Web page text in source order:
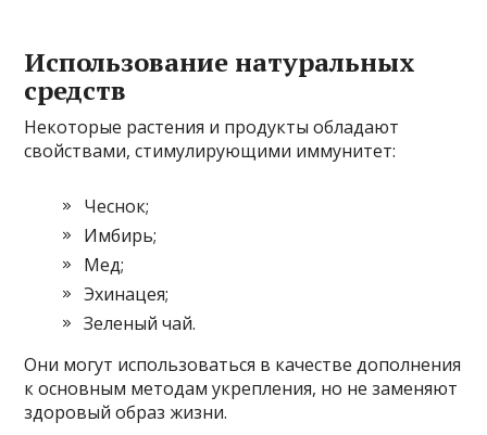
Использование натуральных
средств
Некоторые растения и продукты обладают
свойствами, стимулирующими иммунитет:
Чеснок;
Имбирь;
Мед;
Эхинацея;
Зеленый чай.
Они могут использоваться в качестве дополнения
к основным методам укрепления, но не заменяют
здоровый образ жизни.